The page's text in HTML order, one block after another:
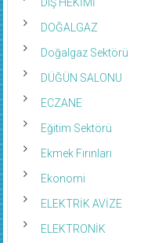
DOĞALGAZ
Doğalgaz Sektörü
DÜĞÜN SALONU
ECZANE
Eğitim Sektörü
Ekmek Fırınları
Ekonomi
ELEKTRİK AVİZE
ELEKTRONİK